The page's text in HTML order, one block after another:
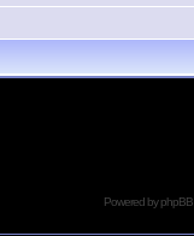
Powered byphpBB